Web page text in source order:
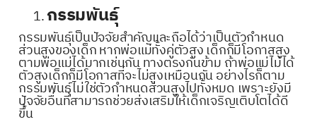
กรรมพันธุ์
กรรมพันธุ์เป็นปัจจัยสำคัญและถือได้ว่าเป็นตัวกำหนด
ส่วนสูงของเด็ก หากพ่อแม่ทั้งคู่ตัวสูง เด็กก็มีโอกาสสูง
ตามพ่อแม่ได้มากเช่นกัน ทางตรงกันข้าม ถ้าพ่อแม่ไม่ได้
ตัวสูงเด็กก็มีโอกาสที่จะไม่สูงเหมือนกัน อย่างไรก็ตาม
กรรมพันธุ์ไม่ใช่ตัวกำหนดส่วนสูงไปทั้งหมด เพราะยังมี
ปัจจัยอื่นที่สามารถช่วยส่งเสริมให้เด็กเจริญเติบโตได้ดี
ขึ้น